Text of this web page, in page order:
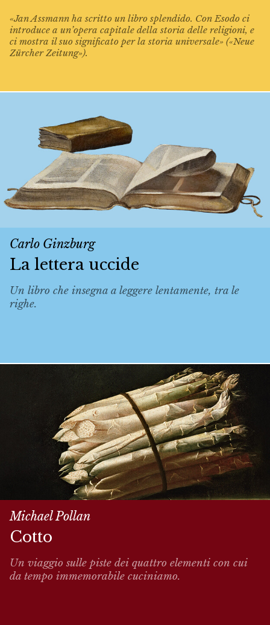
«Jan Assmann ha scritto un libro splendido. Con Esodo ci
introduce a un’opera capitale della storia delle religioni, e
ci mostra il suo significato per la storia universale» («Neue
Zürcher Zeitung»).
Carlo Ginzburg
La lettera uccide
Un libro che insegna a leggere lentamente, tra le
righe.
Michael Pollan
Cotto
Un viaggio sulle piste dei quattro elementi con cui
da tempo immemorabile cuciniamo.